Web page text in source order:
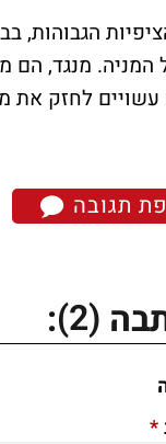
הגבוהות,
לחזק את
תגובה
(2)
:
*